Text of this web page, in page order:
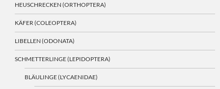
HEUSCHRECKEN (ORTHOPTERA)
KÄFER (COLEOPTERA)
LIBELLEN (ODONATA)
SCHMETTERLINGE (LEPIDOPTERA)
BLÄULINGE (LYCAENIDAE)